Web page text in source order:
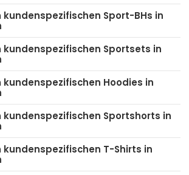
kundenspezifischen Sport-BHs in
kundenspezifischen Sportsets in
kundenspezifischen Hoodies in
kundenspezifischen Sportshorts in
kundenspezifischen T-Shirts in